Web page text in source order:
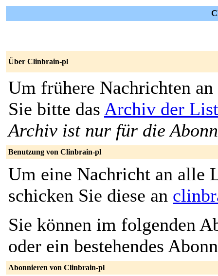
Über Clinbrain-pl
Um frühere Nachrichten an
Sie bitte das Archiv der
Archiv ist nur für die
Benutzung von Clinbrain-pl
Um eine Nachricht an alle
schicken Sie diese an
Sie können im folgenden
oder ein bestehendes
Abonnieren von Clinbrain-pl